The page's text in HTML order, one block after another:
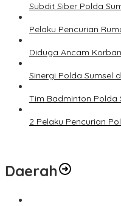
Subdit Siber Polda
Pelaku Pencurian
Diduga Ancam
Sinergi Polda Sumsel
Tim Badminton Polda
2 Pelaku Pencurian
Daerah